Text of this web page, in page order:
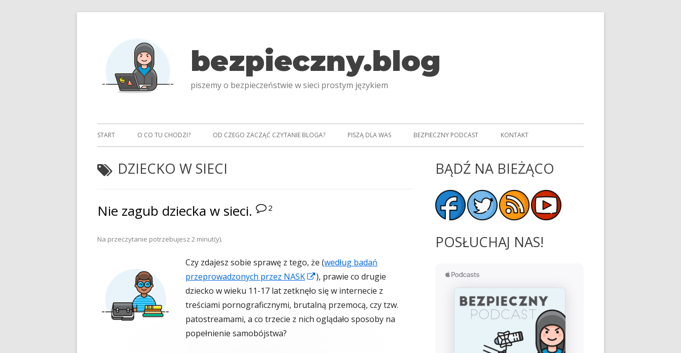
bezpieczny.blog
piszemy o bezpieczeństwie w sieci prostym językiem
Menu
START O CO TU CHODZI? OD CZEGO ZACZĄĆ CZYTANIE BLOGA? PISZĄ DLA WAS BEZPIECZNY PODCAST KONTAKT
TAGI:
DZIECKO W SIECI
Nie zagub dziecka w sieci. 2
Na przeczytanie potrzebujesz 2 minut(y).
Czy zdajesz sobie sprawę z tego, że (według badań
przeprowadzonych przez NASK
Strona
otwiera
się
w
), prawie co drugie
dziecko w wieku 11-17 lat zetknęło się w internecie z
treściami pornograficznymi, brutalną przemocą, czy tzw.
patostreamami, a co trzecie z nich oglądało sposoby na
popełnienie samobójstwa?
Główny
panel
boczny
BĄDŹ NA BIEŻĄCO
POSŁUCHAJ NAS!